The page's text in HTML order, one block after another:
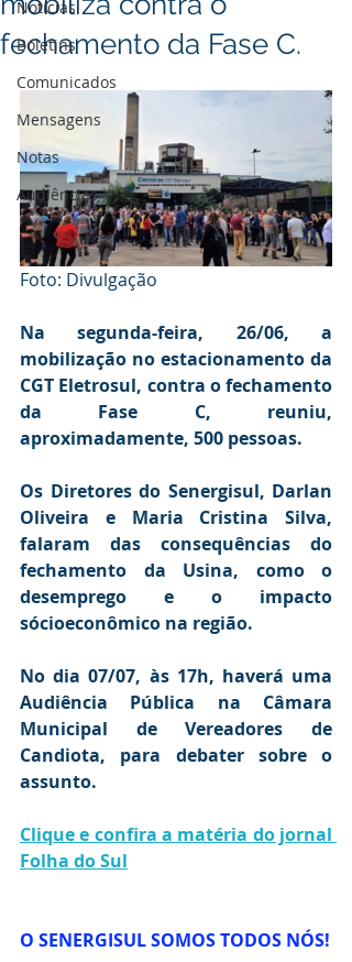
Notícias
Boletins
Comunicados
Mensagens
Notas
Audiências
fechamento da Fase C.
Foto: Divulgação
Na segunda-feira, 26/06, a
mobilização no estacionamento da
CGT Eletrosul, contra o fechamento
da Fase C, reuniu,
aproximadamente, 500 pessoas.
Os Diretores do Senergisul, Darlan
Oliveira e Maria Cristina Silva,
falaram das consequências do
fechamento da Usina, como o
desemprego e o impacto
sócioeconômico na região.
No dia 07/07, às 17h, haverá uma
Audiência Pública na Câmara
Municipal de Vereadores de
Candiota, para debater sobre o
assunto.
Clique e confira a matéria do jornal
Folha do Sul
O SENERGISUL SOMOS TODOS NÓS!